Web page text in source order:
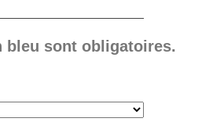
bleu sont obligatoires.